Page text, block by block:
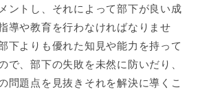
ントし、それによって部下が良い成
導や教育を行わなければなりませ
下よりも優れた知見や能力を持って
で、部下の失敗を未然に防いだり、
問題点を見抜きそれを解決に導くこ